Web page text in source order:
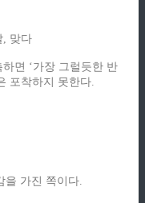
, 맞다
면 ‘가장 그럴듯한 반
포착하지 못한다.
을 가진 쪽이다.